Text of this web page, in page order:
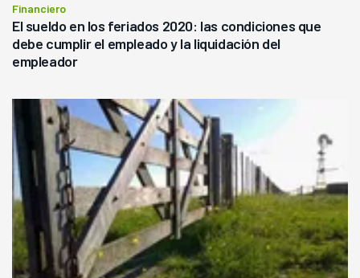
Financiero
El sueldo en los feriados 2020: las condiciones que
debe cumplir el empleado y la liquidación del
empleador